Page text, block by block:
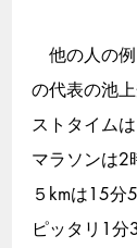
他の人の
の代表の池
ストタイム
マラソンは2
５kmは15分
ピッタリ1